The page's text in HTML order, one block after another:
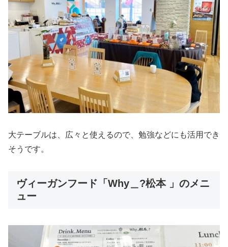
大テーブルは、広々と使えるので、勉強などにも活用でき
そうです。
ヴィーガンフード「Why＿?松本 」のメニ
ュー